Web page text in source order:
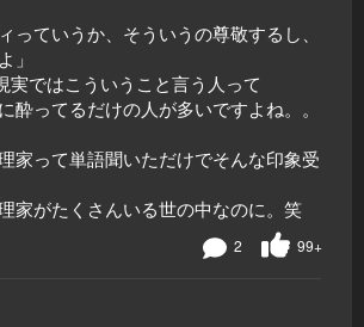
っていうか、そういうの尊敬するし、
」
実ではこういうこと言う人って
酔ってるだけの人が多いですよね。。
家って単語聞いただけでそんな印象受
家がたくさんいる世の中なのに。笑
99+
2